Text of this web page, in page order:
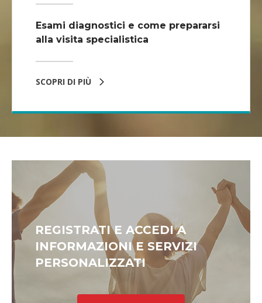
Esami diagnostici e come prepararsi
alla visita specialistica
SCOPRI DI PIÙ
REGISTRATI E ACCEDI A
INFORMAZIONI E SERVIZI
PERSONALIZZATI